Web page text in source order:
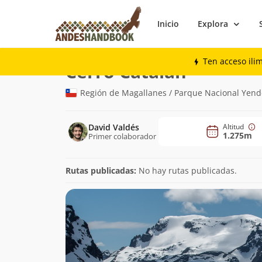
Inicio Explora
Ten acceso
Montaña
Cerro Catalán (1.275m)
Región de Magallanes / Parque Nacional
David Valdés
Primer colaborador
Altitud
1.275m
Rutas publicadas: No hay rutas publicadas.